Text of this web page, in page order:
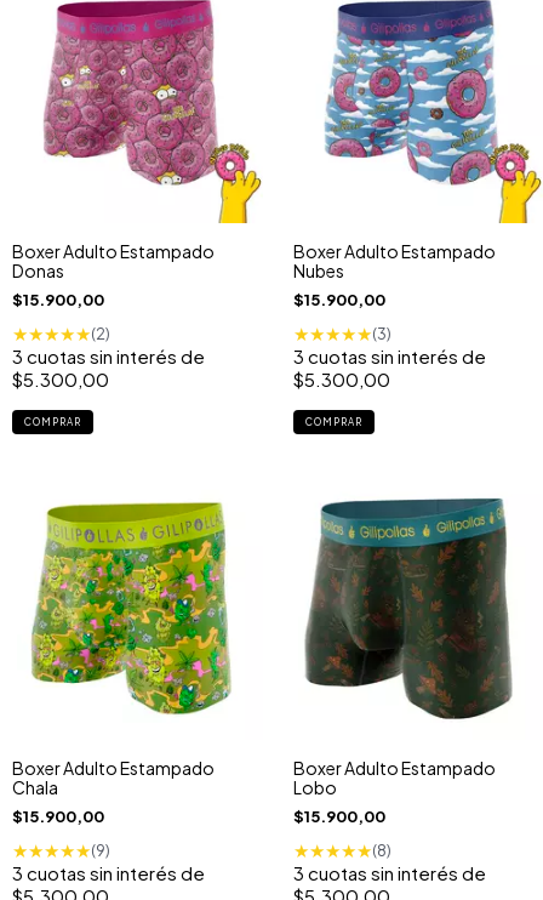
Boxer Adulto Estampado
Donas
$15.900,00
★★★★★(2)
3 cuotas sin interés de
$5.300,00
COMPRAR
Boxer Adulto Estampado
Nubes
$15.900,00
★★★★★(3)
3 cuotas sin interés de
$5.300,00
COMPRAR
Boxer Adulto Estampado
Chala
$15.900,00
★★★★★(9)
3 cuotas sin interés de
Boxer Adulto Estampado
Lobo
$15.900,00
★★★★★(8)
3 cuotas sin interés de